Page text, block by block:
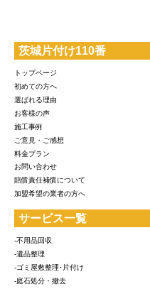
茨城片付け110番
トップページ
初めての方へ
選ばれる理由
お客様の声
施工事例
ご意見・ご感想
料金プラン
お問い合わせ
賠償責任補償について
加盟希望の業者の方へ
サービス一覧
-不用品回収
-遺品整理
-ゴミ屋敷整理･片付け
-庭石処分・撤去